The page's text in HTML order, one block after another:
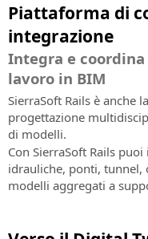
Piattaforma di
integrazione
Integra e
lavoro in BIM
SierraSoft Rails è anche
progettazione
di modelli.
Con SierraSoft Rails
idrauliche, ponti, tunnel,
modelli aggregati a